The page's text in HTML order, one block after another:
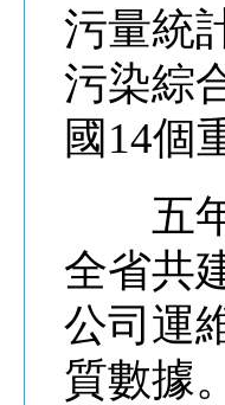
污量統
污染綜
國14個
五年
全省共
公司運
質數據